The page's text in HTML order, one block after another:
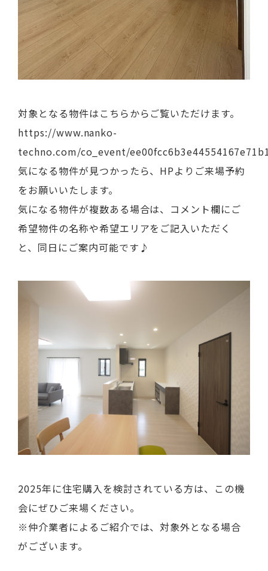
対象となる物件はこちらからご覧いただけます。
https://www.nanko-
techno.com/co_event/
気になる物件が見つかったら、HPよりご来場予約
をお願いいたします。
気になる物件が複数ある場合は、コメント欄にご
希望物件の名称や希望エリアをご記入いただく
と、同日にご案内可能です♪
2025年に住宅購入を検討されている方は、この機
会にぜひご来場ください。
※仲介業者によるご紹介では、対象外となる場合
がございます。